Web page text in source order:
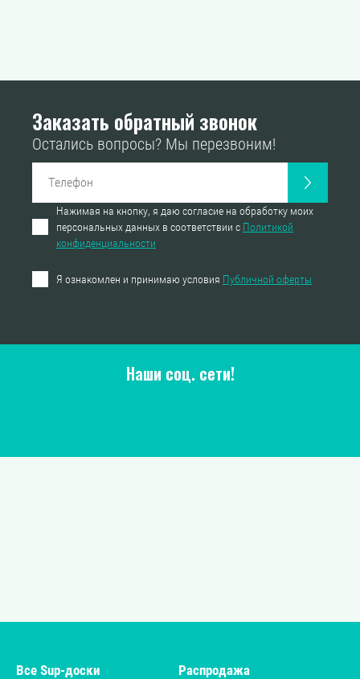
Заказать обратный звонок
Остались вопросы? Мы перезвоним!
Нажимая на кнопку, я даю согласие на обработку моих
персональных данных в соответствии с Политикой
конфиденциальности
Я ознакомлен и принимаю условия Публичной оферты
Наши соц. сети!
Все Sup-доски
Распродажа